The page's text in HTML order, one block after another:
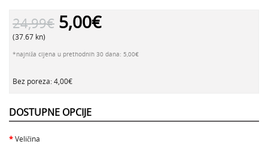
24,99€ 5,00€
(37.67 kn)
*najniža cijena u prethodnih 30 dana: 5,00€
Bez poreza: 4,00€
DOSTUPNE OPCIJE
Veličina